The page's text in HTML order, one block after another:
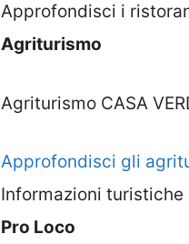
Approfondisci i
Agriturismo
Agriturismo CASA
Approfondisci gli
Informazioni turistiche
Pro Loco